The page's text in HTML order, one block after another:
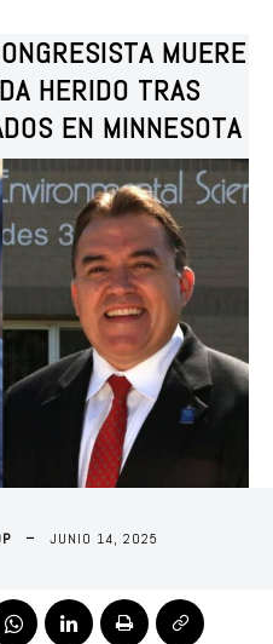
MUERE
HERIDO TRAS
EN MINNESOTA
JUNIO 14, 2025